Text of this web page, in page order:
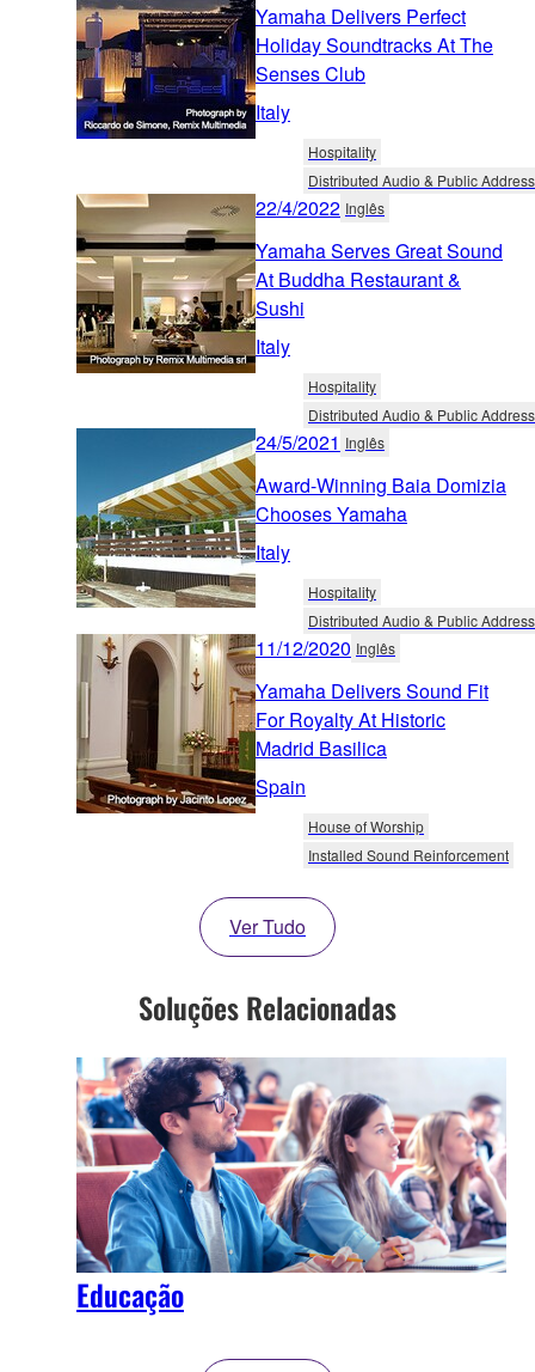
Yamaha Delivers Perfect
Holiday Soundtracks At The
Senses Club
Italy
Hospitality
Distributed Audio & Public Address
22/4/2022 Inglês
Yamaha Serves Great Sound
At Buddha Restaurant &
Sushi
Italy
Hospitality
Distributed Audio & Public Address
24/5/2021 Inglês
Award-Winning Baia Domizia
Chooses Yamaha
Italy
Hospitality
Distributed Audio & Public Address
11/12/2020 Inglês
Yamaha Delivers Sound Fit
For Royalty At Historic
Madrid Basilica
Spain
House of Worship
Installed Sound Reinforcement
Ver Tudo
Soluções Relacionadas
Educação